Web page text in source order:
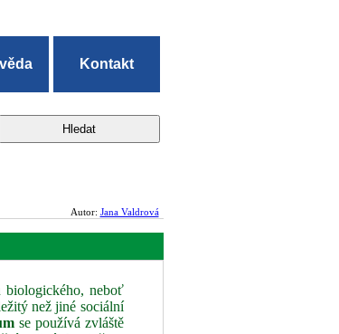
Kontakt
Autor: Jana Valdrová
biologického, neboť
než jiné sociální
se používá zvláště